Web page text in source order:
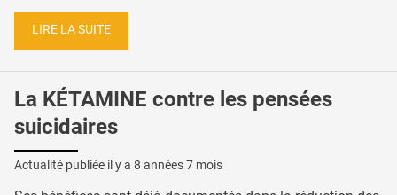
LIRE LA SUITE
La KÉTAMINE contre les pensées
suicidaires
Actualité publiée il y a 8 années 7 mois